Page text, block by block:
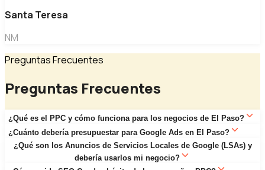
Santa Teresa
NM
Preguntas Frecuentes
Preguntas Frecuentes
¿Qué es el PPC y cómo funciona para los negocios de El Paso?
La publicidad de Pago Por Clic (PPC) permite que tu
negocio aparezca en la parte superior de los resultados
de búsqueda de Google de inmediato — pagas solo cuando
¿Cuánto debería presupuestar para Google Ads en El Paso?
Los presupuestos de PPC varían ampliamente según la
industria. Para la mayoría de los negocios de servicios
¿Qué son los Anuncios de Servicios Locales de Google (LSAs) y
debería usarlos mi negocio?